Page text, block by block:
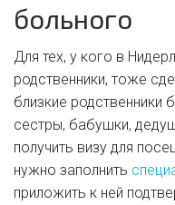
больного
Для тех, у кого в
родственники, тоже
близкие родственники
сестры, бабушки,
получить визу для
нужно заполнить
приложить к ней